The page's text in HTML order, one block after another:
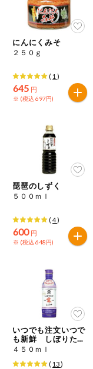
今週のお買い
得
コープ商品
今週の新登場
複数注文でお
ポイントがも
らえる！
お弁当用商品
ミールキット
組合員さんの
リクエスト
よりすぐり
にんにくみそ
２５０ｇ
( 1 )
645 円
※ (税込 697円)
琵琶のしずく
５００ｍｌ
(4)
600 円
※ (税込 648円)
いつでも注文いつで
も新鮮 しぼりたて
生しょうゆ
４５０ｍｌ
( 13)